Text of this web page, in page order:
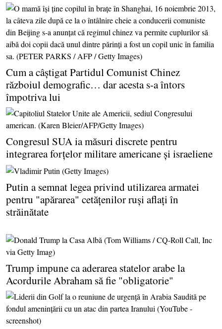
Cum a câştigat Partidul Comunist Chinez
războiul demografic… dar acesta s-a întors
împotriva lui
Congresul SUA ia măsuri discrete pentru
integrarea forţelor militare americane şi israeliene
Putin a semnat legea privind utilizarea armatei
pentru "apărarea" cetăţenilor ruşi aflaţi în
străinătate
Trump impune ca aderarea statelor arabe la
Acordurile Abraham să fie "obligatorie"